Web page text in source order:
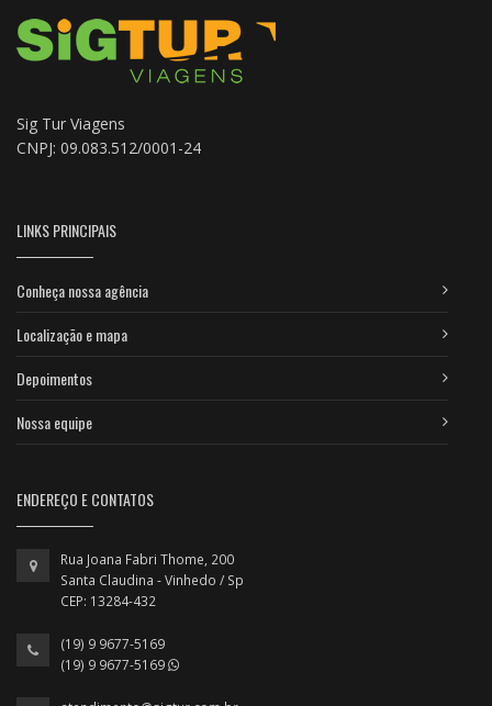
Sig Tur Viagens
CNPJ: 09.083.512/0001-24
LINKS PRINCIPAIS
Conheça nossa agência
Localização e mapa
Depoimentos
Nossa equipe
ENDEREÇO E CONTATOS
Rua Joana Fabri Thome, 200
Santa Claudina - Vinhedo / Sp
CEP: 13284-432
(19) 9 9677-5169
(19) 9 9677-5169